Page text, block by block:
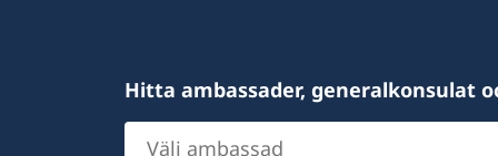
Hitta ambassader, generalkonsulat
Välj